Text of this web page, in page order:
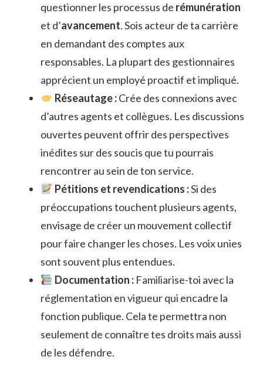
questionner les processus de rémunération
et d’avancement. Sois acteur de ta carrière
en demandant des comptes aux
responsables. La plupart des gestionnaires
apprécient un employé proactif et impliqué.
Réseautage :Crée des connexions avec
d’autres agents et collègues. Les discussions
ouvertes peuvent offrir des perspectives
inédites sur des soucis que tu pourrais
rencontrer au sein de ton service.
Pétitions et revendications :Si des
préoccupations touchent plusieurs agents,
envisage de créer un mouvement collectif
pour faire changer les choses. Les voix unies
sont souvent plus entendues.
Documentation :Familiarise-toi avec la
réglementation en vigueur qui encadre la
fonction publique. Cela te permettra non
seulement de connaître tes droits mais aussi
de les défendre.